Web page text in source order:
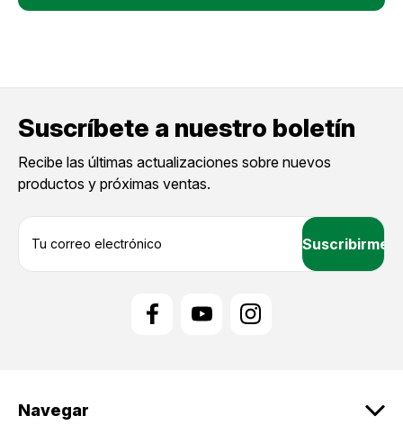
Suscríbete a nuestro boletín
Recibe las últimas actualizaciones sobre nuevos
productos y próximas ventas.
e
Navegar